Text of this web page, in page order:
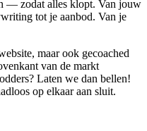
— zodat alles klopt. Van jouw
tot je aanbod. Van je
maar ook gecoached
van de markt
Laten we dan bellen!
op elkaar aan sluit.